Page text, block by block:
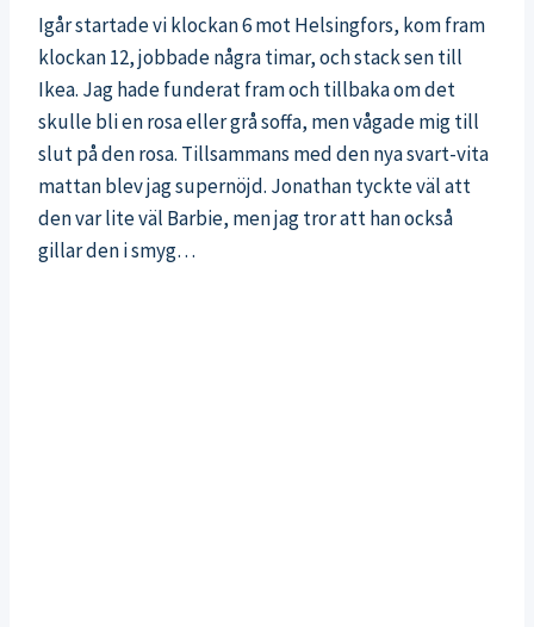
Igår startade vi klockan 6 mot Helsingfors, kom fram
klockan 12, jobbade några timar, och stack sen till
Ikea. Jag hade funderat fram och tillbaka om det
skulle bli en rosa eller grå soffa, men vågade mig till
slut på den rosa. Tillsammans med den nya svart-vita
mattan blev jag supernöjd. Jonathan tyckte väl att
den var lite väl Barbie, men jag tror att han också
gillar den i smyg…